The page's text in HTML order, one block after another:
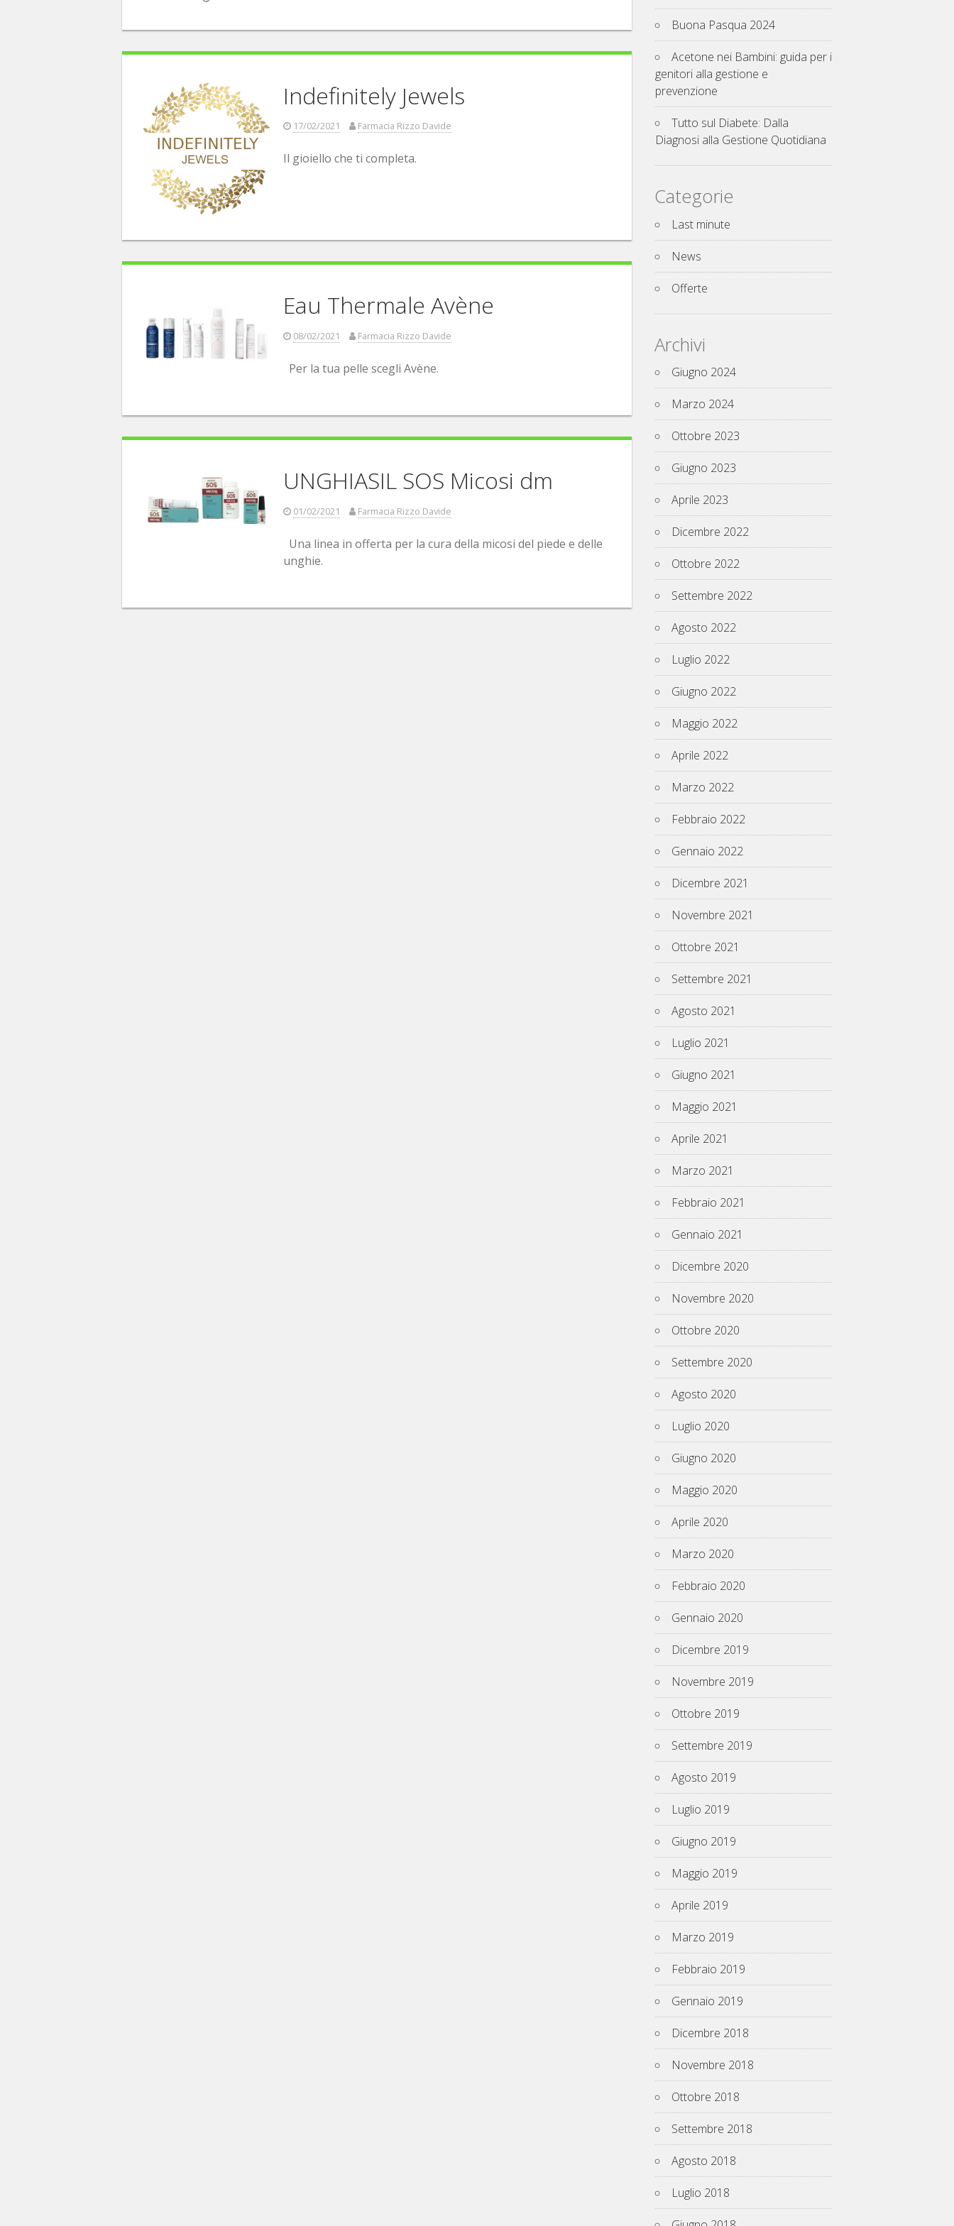
Indefinitely Jewels
17/02/2021 Farmacia Rizzo Davide
Il gioiello che ti completa.
Eau Thermale Avène
08/02/2021 Farmacia Rizzo Davide
Per la tua pelle scegli Avène.
UNGHIASIL SOS Micosi dm
01/02/2021 Farmacia Rizzo Davide
Una linea in offerta per la cura della micosi del piede e delle
unghie.
Buona Pasqua 2024
Acetone nei Bambini: guida per i
genitori alla gestione e
prevenzione
Tutto sul Diabete: Dalla
Diagnosi alla Gestione Quotidiana
Categorie
Last minute
News
Offerte
Archivi
Giugno 2024
Marzo 2024
Ottobre 2023
Giugno 2023
Aprile 2023
Dicembre 2022
Ottobre 2022
Settembre 2022
Agosto 2022
Luglio 2022
Giugno 2022
Maggio 2022
Aprile 2022
Marzo 2022
Febbraio 2022
Gennaio 2022
Dicembre 2021
Novembre 2021
Ottobre 2021
Settembre 2021
Agosto 2021
Luglio 2021
Giugno 2021
Maggio 2021
Aprile 2021
Marzo 2021
Febbraio 2021
Gennaio 2021
Dicembre 2020
Novembre 2020
Ottobre 2020
Settembre 2020
Agosto 2020
Luglio 2020
Giugno 2020
Maggio 2020
Aprile 2020
Marzo 2020
Febbraio 2020
Gennaio 2020
Dicembre 2019
Novembre 2019
Ottobre 2019
Settembre 2019
Agosto 2019
Luglio 2019
Giugno 2019
Maggio 2019
Aprile 2019
Marzo 2019
Febbraio 2019
Gennaio 2019
Dicembre 2018
Novembre 2018
Ottobre 2018
Settembre 2018
Agosto 2018
Luglio 2018